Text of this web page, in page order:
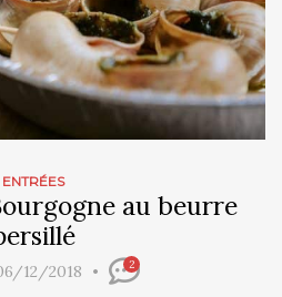
ENTRÉES
au beurre
12/2018 2